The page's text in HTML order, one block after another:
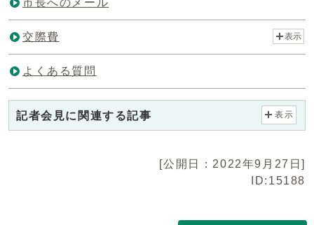
市長へのメール
交際費 表示
よくある質問
記者会見に関連する記事 表示
[公開日：2022年9月27日]
ID:15188